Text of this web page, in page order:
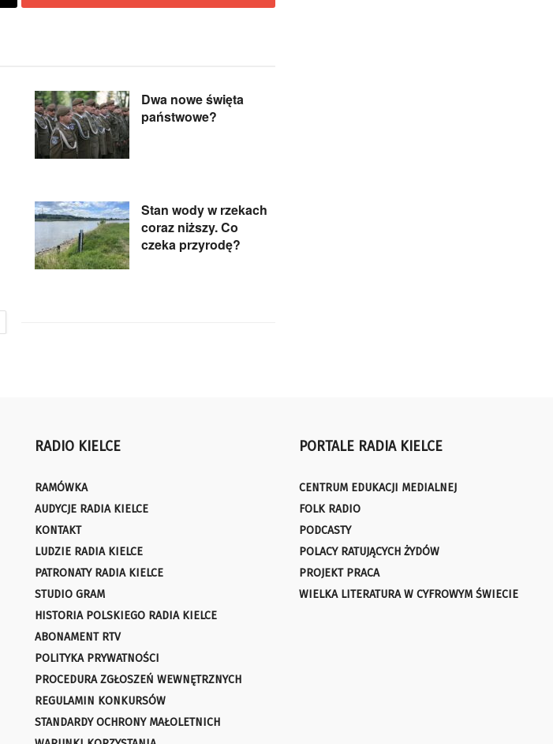
Dwa nowe święta
państwowe?
Stan wody w rzekach
coraz niższy. Co
czeka przyrodę?
RADIO KIELCE
RAMÓWKA
AUDYCJE RADIA KIELCE
KONTAKT
LUDZIE RADIA KIELCE
PATRONATY RADIA KIELCE
STUDIO GRAM
HISTORIA POLSKIEGO RADIA KIELCE
ABONAMENT RTV
POLITYKA PRYWATNOŚCI
PROCEDURA ZGŁOSZEŃ WEWNĘTRZNYCH
REGULAMIN KONKURSÓW
STANDARDY OCHRONY MAŁOLETNICH
PORTALE RADIA KIELCE
CENTRUM EDUKACJI MEDIALNEJ
FOLK RADIO
PODCASTY
POLACY RATUJĄCYCH ŻYDÓW
PROJEKT PRACA
WIELKA LITERATURA W CYFROWYM ŚWIECIE